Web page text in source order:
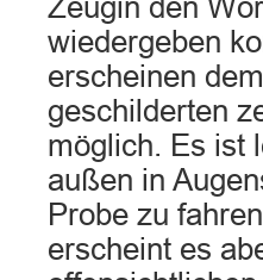
Zeugin den
wiedergeben
erscheinen
geschilderten
möglich. Es ist
außen in
Probe zu
erscheint es